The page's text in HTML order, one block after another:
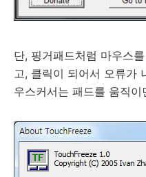
단, 핑거패드처럼 마우스
고, 클릭이 되어서 오류가
우스커서는 패드를 움직이